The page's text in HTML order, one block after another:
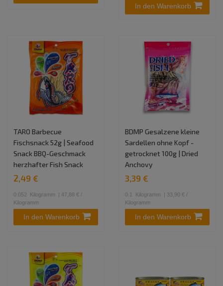
In den Warenkorb
TARO Barbecue
Fischsnack 52g | Seafood
Snack BBQ-Geschmack
herzhafter Fish Snack
2,49 €
0.052 Kilogramm
| 47,88 € /
Kilogramm
In den Warenkorb
BDMP Gesalzene kleine
Sardellen ohne Kopf -
getrocknet 100g | Dried
Anchovy
3,39 €
0.1 Kilogramm
| 33,90 € /
Kilogramm
In den Warenkorb